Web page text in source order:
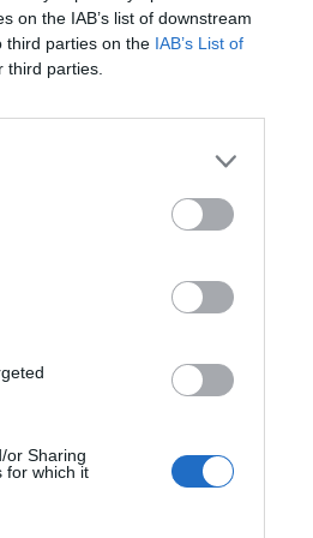
on the IAB’s list of downstream
third parties on the IAB’s List of
parties.
or Sharing
for which it
7-ei Banking Technology
Ventures egy 250 millió eurós
kockázati tőkealap elemzését...
olvasása előfizetéses